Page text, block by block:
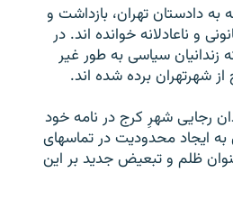
به دادستان تهران، بازداشت و
و ناعادلانه خوانده اند. در
زندانيان سياسی به طور غير
از شهرتهران برده شده اند.
رجايی شهرِ کرج در نامه خود
ايجاد محدوديت در تماسهای
ظلم و تبعيض جديد بر اين